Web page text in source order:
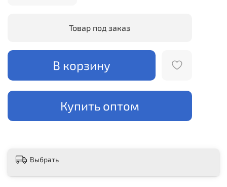
Товар под заказ
В корзину
Купить оптом
Выбрать